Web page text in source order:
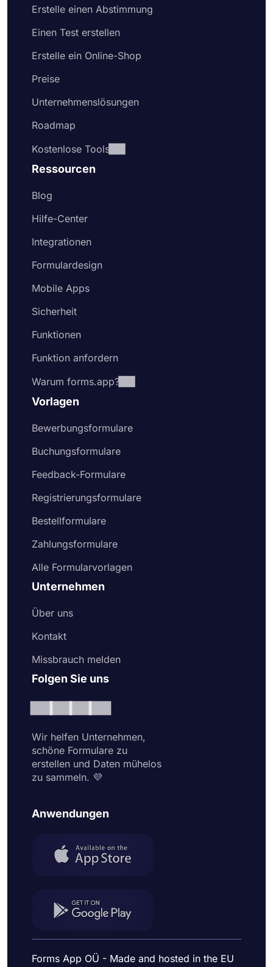
Erstelle einen Abstimmung
Einen Test erstellen
Erstelle ein Online-Shop
Preise
Unternehmenslösungen
Roadmap
Kostenlose Tools
Ressourcen
Blog
Hilfe-Center
Integrationen
Formulardesign
Mobile Apps
Sicherheit
Funktionen
Funktion anfordern
Warum forms.app?
Vorlagen
Bewerbungsformulare
Buchungsformulare
Feedback-Formulare
Registrierungsformulare
Bestellformulare
Zahlungsformulare
Alle Formularvorlagen
Unternehmen
Über uns
Kontakt
Missbrauch melden
Folgen Sie uns
Wir helfen Unternehmen,
schöne Formulare zu
erstellen und Daten mühelos
zu sammeln. 💜
Anwendungen
Forms App OÜ - Made and hosted in the EU